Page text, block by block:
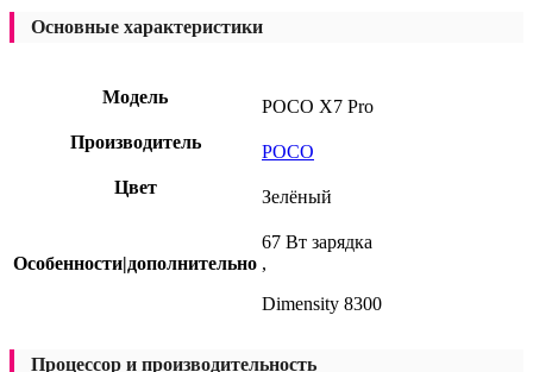
Основные характеристики
Модель
POCO X7 Pro
Производитель
POCO
Цвет
Зелёный
Особенности|дополнительно
67 Вт зарядка
,
Dimensity 8300
Процессор и производительность